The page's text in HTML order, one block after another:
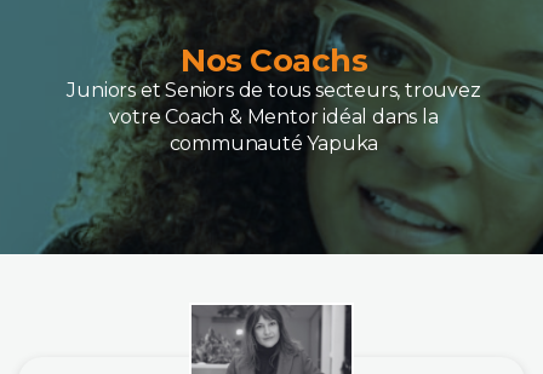
Nos Coachs
Juniors et Seniors de tous secteurs, trouvez
votre Coach & Mentor idéal dans la
communauté Yapuka